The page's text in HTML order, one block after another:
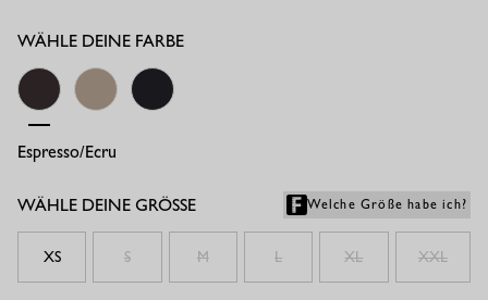
WÄHLE DEINE FARBE
Espresso/ecru
Latte/ecru
WÄHLE DEINE GRÖSSE Welche Größe habe ich?
XS S M L XL XXL